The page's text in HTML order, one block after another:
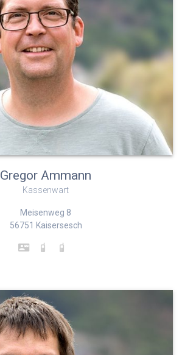
Gregor Ammann
Kassenwart
Meisenweg 8
56751 Kaisersesch